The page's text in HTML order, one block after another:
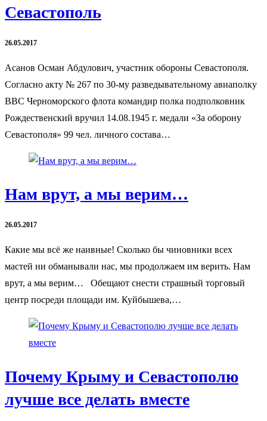
Севастополь
26.05.2017
Асанов Осман Абдулович, участник обороны Севастополя.
Согласно акту № 267 по 30-му разведывательному авиаполку
ВВС Черноморского флота командир полка подполковник
Рождественский вручил 14.08.1945 г. медали «За оборону
Севастополя» 99 чел. личного состава…
Нам врут, а мы верим…
26.05.2017
Какие мы всё же наивные! Сколько бы чиновники всех
мастей ни обманывали нас, мы продолжаем им верить. Нам
врут, а мы верим… Обещают снести страшный торговый
центр посреди площади им. Куйбышева,…
Почему Крыму и Севастополю
лучше все делать вместе